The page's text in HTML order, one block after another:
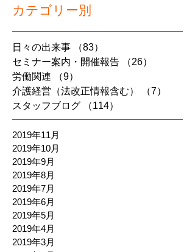
カテゴリー別
日々の出来事 （83）
セミナー案内・開催報告
（26）
労働関連
（9）
介護経営（法改正情報含む）
（7）
スタッフブログ
（114）
2019年11月
2019年10月
2019年9月
2019年8月
2019年7月
2019年6月
2019年5月
2019年4月
2019年3月